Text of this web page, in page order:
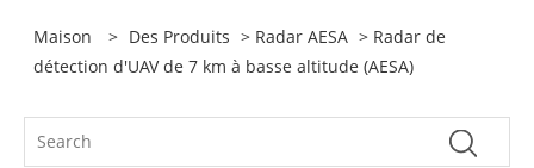
Maison > Des Produits > Radar AESA > Radar de
détection d'UAV de 7 km à basse altitude (AESA)